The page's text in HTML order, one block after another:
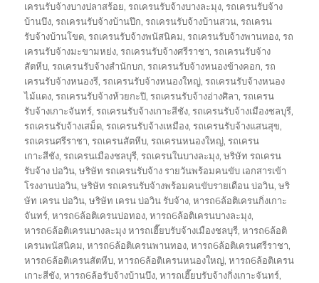
เครนรับจ้างบางปลาสร้อย,รถเครนรับจ้างบางละมุง,รถเครนรับจ้าง
บ้านบึง,รถเครนรับจ้างบ้านปึก,รถเครนรับจ้างบ้านสวน,รถเครน
รับจ้างบ้านโขด,รถเครนรับจ้างพนัสนิคม,รถเครนรับจ้างพานทอง,รถ
เครนรับจ้างมะขามหย่ง,รถเครนรับจ้างศรีราชา,รถเครนรับจ้าง
สัตหีบ,รถเครนรับจ้างสำนักบก,รถเครนรับจ้างหนองข้างคอก,รถ
เครนรับจ้างหนองรี,รถเครนรับจ้างหนองใหญ่,รถเครนรับจ้างหนอง
ไม้แดง,รถเครนรับจ้างห้วยกะปิ,รถเครนรับจ้างอ่างศิลา,รถเครน
รับจ้างเกาะจันทร์,รถเครนรับจ้างเกาะสีชัง,รถเครนรับจ้างเมืองชลบุรี,
รถเครนรับจ้างเสม็ด,รถเครนรับจ้างเหมือง,รถเครนรับจ้างแสนสุข,
รถเครนศรีราชา,รถเครนสัตหีบ,รถเครนหนองใหญ่,รถเครน
เกาะสีชัง,รถเครนเมืองชลบุรี,รถเครนในบางละมุง,ษริษัท รถเครน
รับจ้าง บ่อวิน,ษริษัท รถเครนรับจ้าง รายวันพร้อมคนขับ เอกสารเข้า
โรงงานบ่อวิน,ษริษัท รถเครนรับจ้างพร้อมคนขับรายเดือน บ่อวิน,ษริ
ษัท เครน บ่อวิน,ษริษัท เครน บ่อวิน รับจ้าง,หารถ6ล้อติเครนกิ่งเกาะ
จันทร์,หารถ6ล้อติเครนบ่อทอง,หารถ6ล้อติเครนบางละมุง,
หารถ6ล้อติเครนบางละมุง หารถเฮี๊ยบรับจ้างเมืองชลบุรี,หารถ6ล้อติ
เครนพนัสนิคม,หารถ6ล้อติเครนพานทอง,หารถ6ล้อติเครนศรีราชา,
หารถ6ล้อติเครนสัตหีบ,หารถ6ล้อติเครนหนองใหญ่,หารถ6ล้อติเครน
เกาะสีชัง,หารถ6ล้อรับจ้างบ้านบึง,หารถเฮี๊ยบรับจ้างกิ่งเกาะจันทร์,